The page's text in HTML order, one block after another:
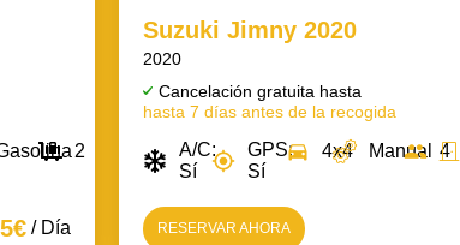
2
/ Día
Suzuki Jimny 2020
2020
Cancelación gratuita hasta
hasta 7 días antes de la recogida
A/C:
Sí
GPS:
Sí
4x4 Manual 4
RESERVAR AHORA